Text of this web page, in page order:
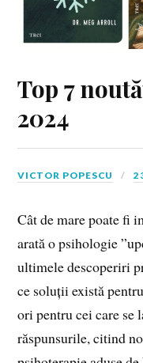
Top 7
2024
VICTOR POPESCU
Cât de mare poate fi
arată o psihologie
ultimele descoperiri
ce soluții există
ori pentru cei care se
răspunsurile, citind